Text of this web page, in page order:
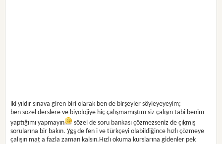
iki yıldır sınava giren biri olarak ben de birşeyler söyleyeyeyim;
ben sözel derslere ve biyolojiye hiç çalışmamıştım siz çalışın tabi benim
yaptığımı yapmayın
sözel de soru bankası çözmezseniz de çıkmış
sorularına bir bakın.Ygs de fen i ve türkçeyi olabildiğince hızlı çözmeye
çalışınmat a fazla zaman kalsın.Hızlı okuma kurslarına gidenler pek